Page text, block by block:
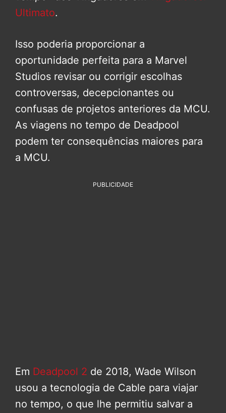
Ultimato.
Isso poderia proporcionar a
oportunidade perfeita para a Marvel
Studios revisar ou corrigir escolhas
controversas, decepcionantes ou
confusas de projetos anteriores da MCU.
As viagens no tempo de Deadpool
podem ter consequências maiores para
a MCU.
PUBLICIDADE
Em Deadpool 2 de 2018, Wade Wilson
usou a tecnologia de Cable para viajar
no tempo, o que lhe permitiu salvar a